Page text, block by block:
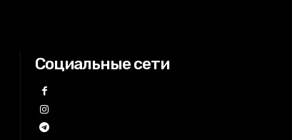
Социальные сети